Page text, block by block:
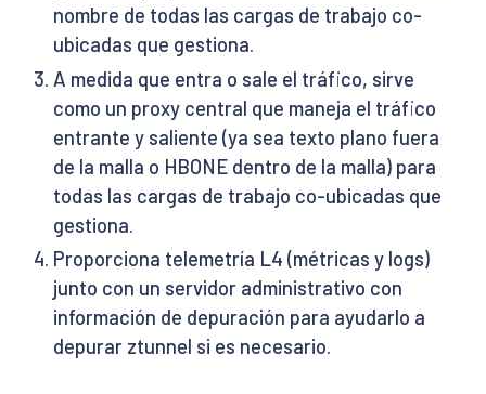
nombre de todas las cargas de trabajo co-
ubicadas que gestiona.
A medida que entra o sale el tráfico, sirve
como un proxy central que maneja el tráfico
entrante y saliente (ya sea texto plano fuera
de la malla o HBONE dentro de la malla) para
todas las cargas de trabajo co-ubicadas que
gestiona.
Proporciona telemetría L4 (métricas y logs)
junto con un servidor administrativo con
información de depuración para ayudarlo a
depurar ztunnel si es necesario.